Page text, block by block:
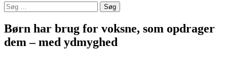
Søg
efter:
Børn har brug for voksne, som opdrager
dem – med ydmyghed